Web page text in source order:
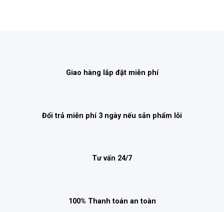
Giao hàng lắp đặt miễn phí
Đổi trả miễn phí 3 ngày nếu sản phẩm lỗi
Tư vấn 24/7
100% Thanh toán an toàn